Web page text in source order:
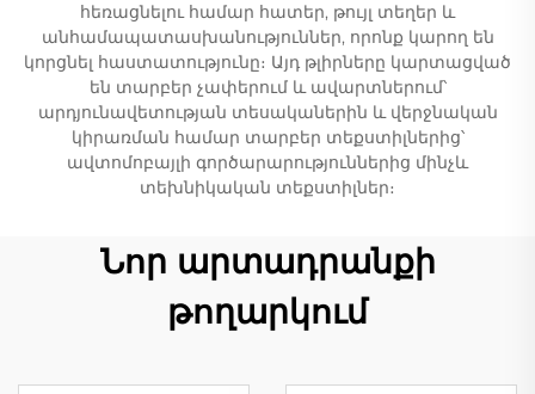
հեռացնելու համար հատեր, թույլ տեղեր և
անհամապատասխանություններ, որոնք կարող են
կորցնել հաստատությունը։ Այդ թլիրները կարտացված
են տարբեր չափերում և ավարտներում՝
արդյունավետության տեսականերին և վերջնական
կիրառման համար տարբեր տեքստիլներից՝
ավտոմոբայլի գործարարություններից մինչև
տեխնիկական տեքստիլներ։
Նոր արտադրանքի
թողարկում